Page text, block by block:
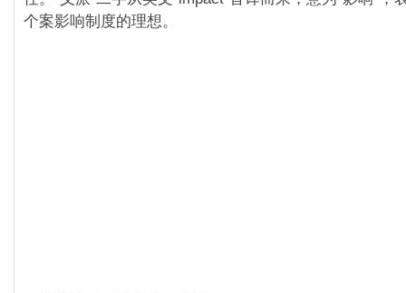
个案影响制度的理想。